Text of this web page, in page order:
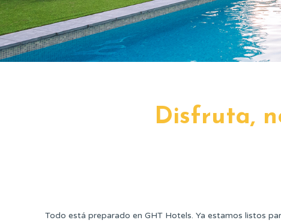
Disfruta,
Todo está preparado en GHT Hotels. Ya estamos listos